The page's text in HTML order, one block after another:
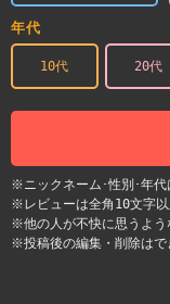
年代
10代 20代
※ニックネーム･性別･年代
※レビューは全角10文字以
※他の人が不快に思うよう
※投稿後の編集・削除はで